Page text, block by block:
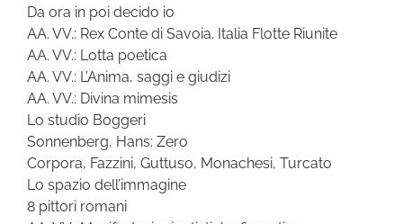
Da ora in poi decido io
AA. VV.: Rex Conte di Savoia. Italia Flotte Riunite
AA. VV.: Lotta poetica
AA. VV.: L’Anima, saggi e giudizi
AA. VV.: Divina mimesis
Lo studio Boggeri
Sonnenberg, Hans: Zero
Corpora, Fazzini, Guttuso, Monachesi, Turcato
Lo spazio dell’immagine
8 pittori romani